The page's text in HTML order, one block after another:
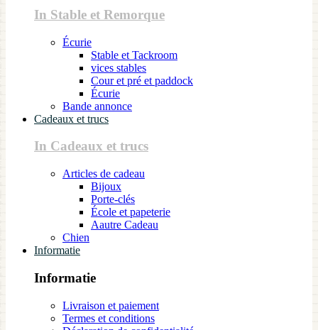
In Stable et Remorque
Écurie
Stable et Tackroom
vices stables
Cour et pré et paddock
Écurie
Bande annonce
Cadeaux et trucs
In Cadeaux et trucs
Articles de cadeau
Bijoux
Porte-clés
École et papeterie
Aautre Cadeau
Chien
Informatie
Informatie
Livraison et paiement
Termes et conditions